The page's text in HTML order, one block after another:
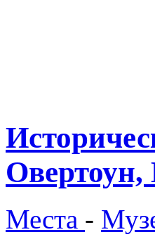
Места -